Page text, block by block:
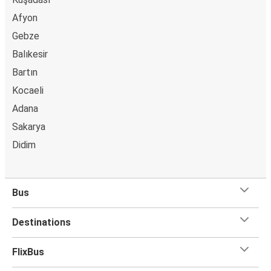
Afyon
Gebze
Balıkesir
Bartın
Kocaeli
Adana
Sakarya
Didim
Bus
Destinations
FlixBus